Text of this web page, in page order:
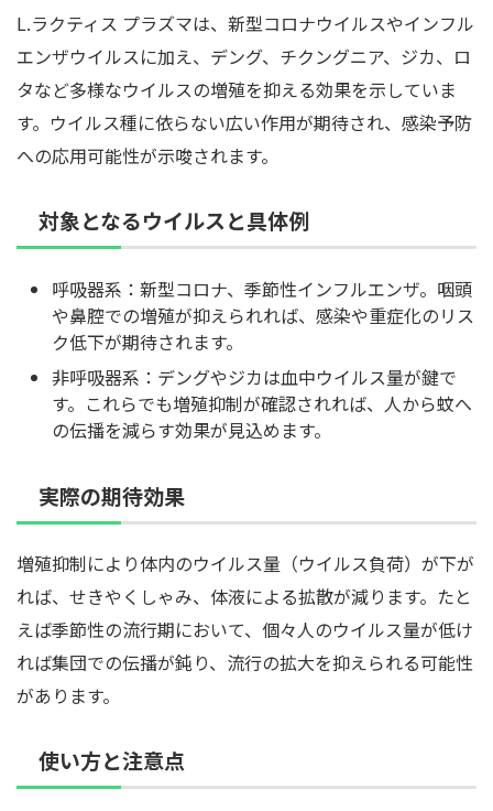
L.ラクティス プラズマは、新型コロナウイルスやインフル
エンザウイルスに加え、デング、チクングニア、ジカ、ロ
タなど多様なウイルスの増殖を抑える効果を示していま
す。ウイルス種に依らない広い作用が期待され、感染予防
への応用可能性が示唆されます。
対象となるウイルスと具体例
呼吸器系：新型コロナ、季節性インフルエンザ。咽頭
や鼻腔での増殖が抑えられれば、感染や重症化のリス
ク低下が期待されます。
非呼吸器系：デングやジカは血中ウイルス量が鍵で
す。これらでも増殖抑制が確認されれば、人から蚊へ
の伝播を減らす効果が見込めます。
実際の期待効果
増殖抑制により体内のウイルス量（ウイルス負荷）が下が
れば、せきやくしゃみ、体液による拡散が減ります。たと
えば季節性の流行期において、個々人のウイルス量が低け
れば集団での伝播が鈍り、流行の拡大を抑えられる可能性
があります。
使い方と注意点